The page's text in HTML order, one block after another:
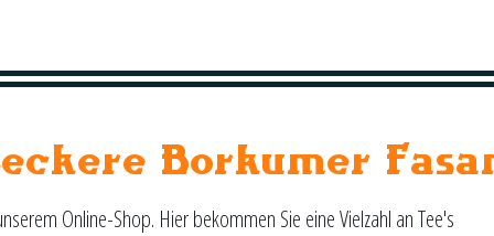
Borkumer
Online-Shop. Hier bekommen Sie eine Vielzahl an Tee's